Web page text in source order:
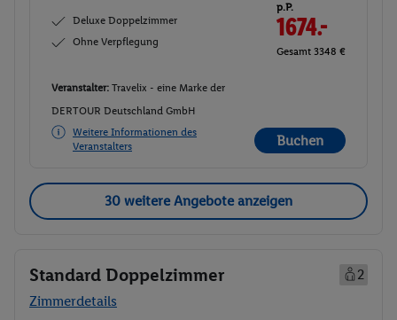
Deluxe Doppelzimmer
Ohne Verpflegung
p.P.
1674.-
Gesamt 3348 €
Veranstalter: Travelix - eine Marke der
DERTOUR Deutschland GmbH
Weitere Informationen des
Veranstalters
Buchen
30 weitere Angebote anzeigen
Standard Doppelzimmer
2
Zimmerdetails